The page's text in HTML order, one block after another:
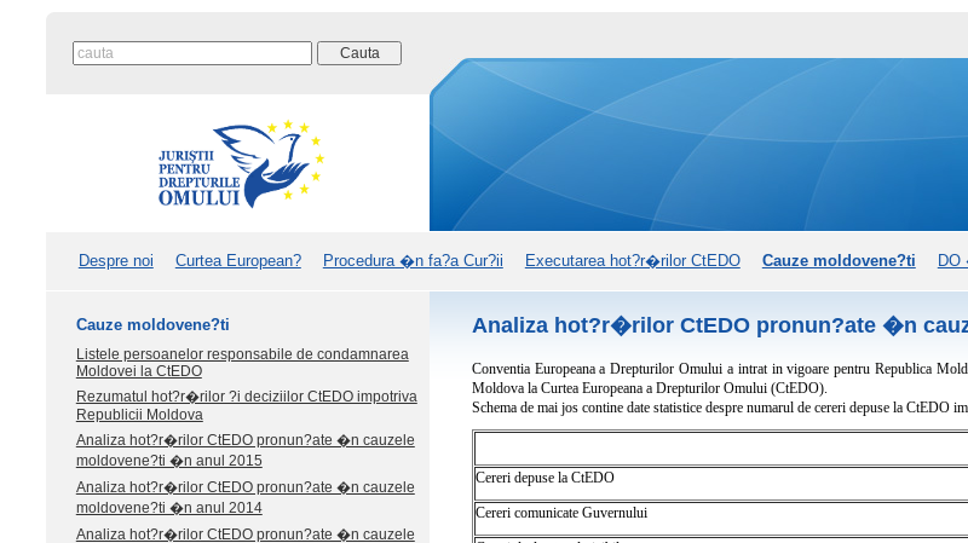
Despre noi Curtea European? Procedura �n fa?a Cur?ii Executarea hot?r�rilor CtEDO Cauze moldovene?ti DO
Cauze moldovene?ti
Listele persoanelor responsabile de condamnarea
Moldovei la CtEDO
Rezumatul hot?r�rilor ?i deciziilor CtEDO impotriva
Republicii Moldova
Analiza hot?r�rilor CtEDO pronun?ate �n cauzele
moldovene?ti �n anul 2015
Analiza hot?r�rilor CtEDO pronun?ate �n cauzele
moldovene?ti �n anul 2014
Analiza hot?r�rilor CtEDO pronun?ate �n cauzele
Analiza hot?r�rilor CtEDO pronun?ate �n
Conventia Europeana a Drepturilor Omului a intrat in vigoare pentru Republica
Moldova la Curtea Europeana a Drepturilor Omului (CtEDO).
Schema de mai jos contine date statistice despre numarul de cereri depuse la CtEDO
Cereri depuse la CtEDO
Cereri comunicate Guvernului